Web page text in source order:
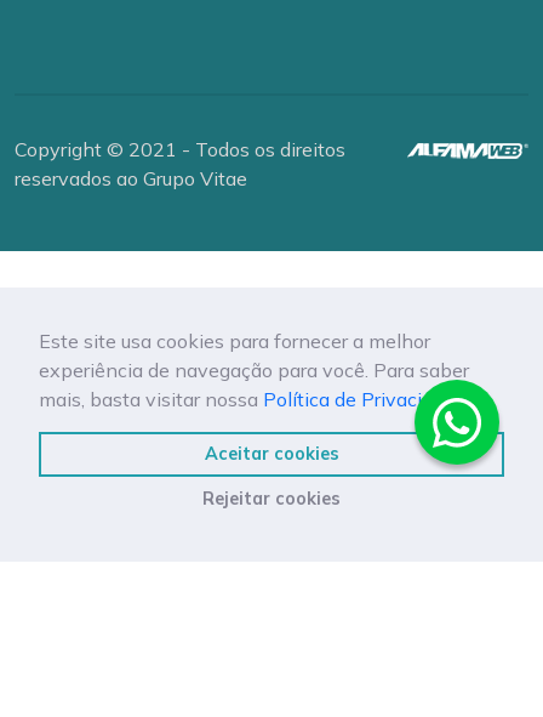
Copyright © 2021 - Todos os direitos
reservados ao Grupo Vitae
Este site usa cookies para fornecer a melhor
experiência de navegação para você. Para saber
mais, basta visitar nossa Política de Privacidade.
Aceitar cookies
Rejeitar cookies